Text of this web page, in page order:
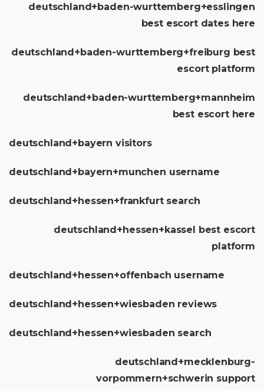
deutschland+baden-wurttemberg+esslingen
best escort dates here
deutschland+baden-wurttemberg+freiburg best
escort platform
deutschland+baden-wurttemberg+mannheim
best escort here
deutschland+bayern visitors
deutschland+bayern+munchen username
deutschland+hessen+frankfurt search
deutschland+hessen+kassel best escort
platform
deutschland+hessen+offenbach username
deutschland+hessen+wiesbaden reviews
deutschland+hessen+wiesbaden search
deutschland+mecklenburg-
vorpommern+schwerin support